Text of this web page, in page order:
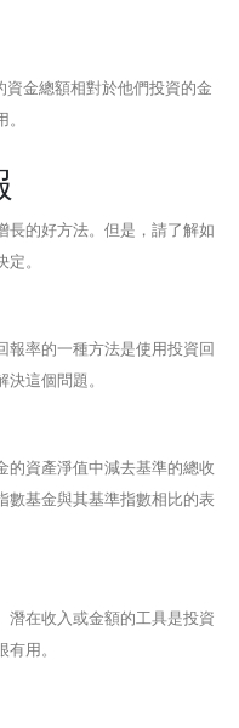
金總額相對於他們投資的金
長的好方法。但是，請了解如
。
報率的一種方法是使用投資回
這個問題。
的資產淨值中減去基準的總收
數基金與其基準指數相比的表
潛在收入或金額的工具是投資
用。